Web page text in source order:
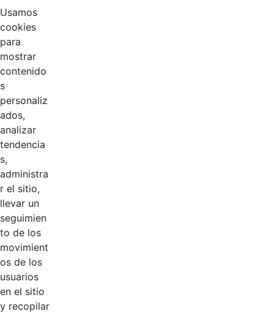
Usamos
cookies
para
mostrar
contenido
s
personaliz
ados,
analizar
tendencia
s,
administra
r el sitio,
llevar un
seguimien
to de los
movimient
os de los
usuarios
en el sitio
y recopilar